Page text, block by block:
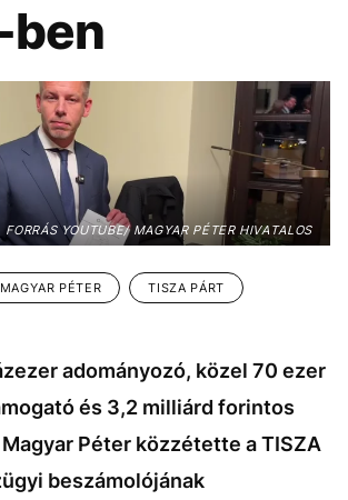
TÖRTÉNETEK
FORRÁS YOUTUBE/ MAGYAR PÉTER HIVATALOS
MAGYAR PÉTER TISZA PÁRT
adományozó, közel 70 ezer
és 3,2 milliárd forintos
Péter közzétette a TISZA
beszámolójának